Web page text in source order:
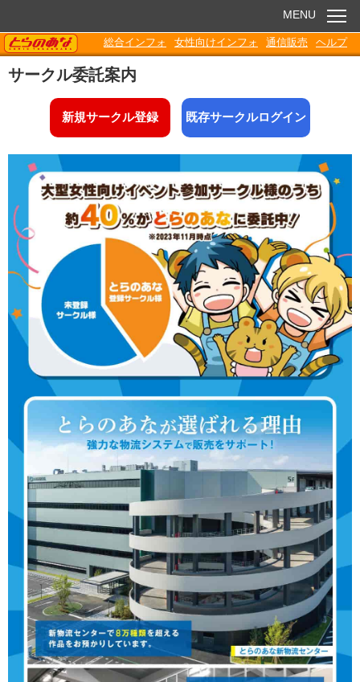
お知らせ
電子書籍
Q&A
各種ダウンロード
MENU
TORANOANA
総合インフォ 女性向けインフォ 通信販売 ヘルプ
サークル委託案内
新規サークル登録 既存サークルログイン